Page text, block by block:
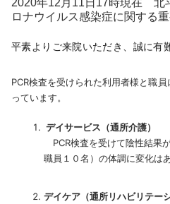
2020年12月11日17時現在 北
ロナウイルス感染症に関する
平素よりご来院いただき、誠に有
PCR検査を受けられた利用者様と職
っています。
デイサービス（通所介護）
PCR検査を受けて陰性結果
職員１０名）の体調に変化は
デイケア（通所リハビリテーシ